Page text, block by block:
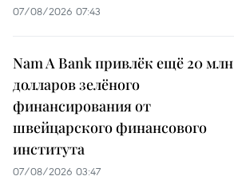
07/08/2026 07:43
Nam A Bank привлёк ещё 20 млн
долларов зелёного
финансирования от
швейцарского финансового
института
07/08/2026 03:47